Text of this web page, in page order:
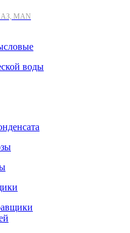
MAN
воды